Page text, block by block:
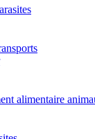
alimentaire